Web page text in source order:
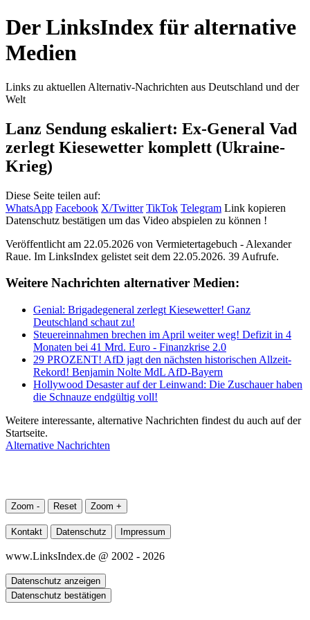
Der LinksIndex für alternative
Medien
Links zu aktuellen Alternativ-Nachrichten aus Deutschland und der
Welt
Lanz Sendung eskaliert: Ex-General Vad
zerlegt Kiesewetter komplett (Ukraine-
Krieg)
Diese Seite teilen auf:
WhatsApp Facebook X/Twitter TikTok Telegram Link kopieren
Datenschutz bestätigen um das Video abspielen zu können !
Veröffentlicht am 22.05.2026 von Vermietertagebuch - Alexander
Raue. Im LinksIndex gelistet seit dem 22.05.2026. 39 Aufrufe.
Weitere Nachrichten alternativer Medien:
Genial: Brigadegeneral zerlegt Kiesewetter! Ganz
Deutschland schaut zu!
Steuereinnahmen brechen im April weiter weg! Defizit in 4
Monaten bei 41 Mrd. Euro - Finanzkrise 2.0
29 PROZENT! AfD jagt den nächsten historischen Allzeit-
Rekord! Benjamin Nolte MdL AfD-Bayern
Hollywood Desaster auf der Leinwand: Die Zuschauer haben
die Schnauze endgültig voll!
Weitere interessante, alternative Nachrichten findest du auch auf der
Startseite.
Alternative Nachrichten
Zoom - Reset Zoom +
Kontakt Datenschutz Impressum
www.LinksIndex.de @ 2002 - 2026
Datenschutz anzeigen
Datenschutz bestätigen